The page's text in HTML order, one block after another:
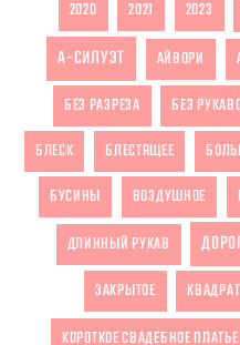
2020 2021 2023
А-СИЛУЭТ АЙВОРИ
БЕЗ РАЗРЕЗА БЕЗ
БЛЕСК БЛЕСТЯЩЕЕ
БУСИНЫ ВОЗДУШНОЕ
ДЛИННЫЙ РУКАВ
ЗАКРЫТОЕ
КОРОТКОЕ СВАДЕБНОЕ ПЛАТЬЕ